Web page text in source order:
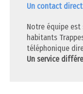
Un contact
Notre équipe
habitants
téléphonique
Un service